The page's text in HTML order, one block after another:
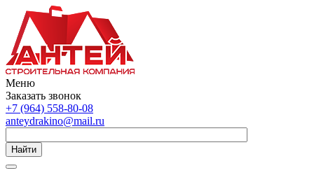
Меню
Заказать звонок
+7 (964) 558-80-08
anteydrakino@mail.ru
Найти